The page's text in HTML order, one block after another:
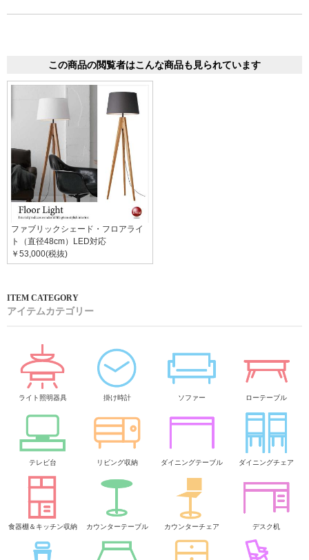
この商品の閲覧者はこんな商品も見られています
ファブリックシェード・フロアライ
ト（直径48cm）LED対応
￥53,000(税抜)
アイテムカテゴリー
ライト照明器具 掛け時計 ソファー ローテーブル
テレビ台 リビング収納 ダイニングテーブル ダイニングチェア
食器棚＆キッチン収納 カウンターテーブル カウンターチェア デスク机